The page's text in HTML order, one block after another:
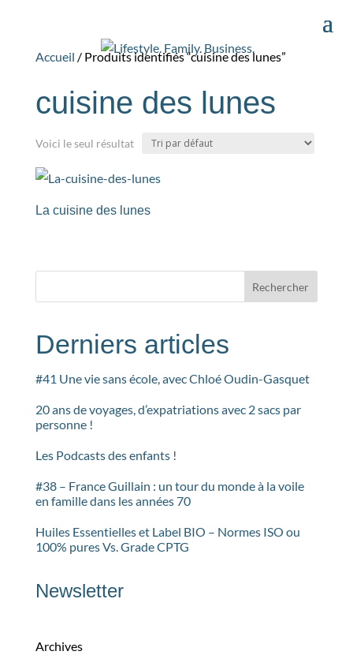
Accueil / Produits identifiés “cuisine des lunes”
cuisine des lunes
Voici le seul résultat
La cuisine des lunes
Rechercher
Derniers articles
#41 Une vie sans école, avec Chloé Oudin-Gasquet
20 ans de voyages, d’expatriations avec 2 sacs par
personne !
Les Podcasts des enfants !
#38 – France Guillain : un tour du monde à la voile
en famille dans les années 70
Huiles Essentielles et Label BIO – Normes ISO ou
100% pures Vs. Grade CPTG
Newsletter
Archives